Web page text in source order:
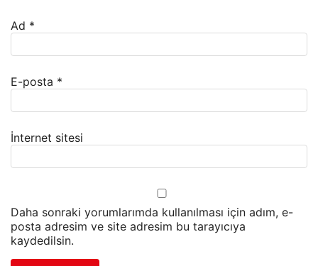
Ad *
E-posta *
İnternet sitesi
Daha sonraki yorumlarımda kullanılması için adım, e-
posta adresim ve site adresim bu tarayıcıya
kaydedilsin.